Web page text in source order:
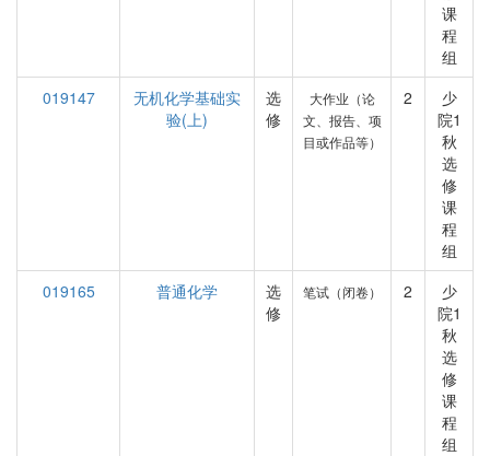
课
程
组
019147
无机化学基础实
验(上)
选
修
大作业（论
文、报告、项
目或作品等）
2
少
院1
秋
选
修
课
程
组
019165
普通化学
选
修
笔试（闭卷） 2
少
院1
秋
选
修
课
程
组